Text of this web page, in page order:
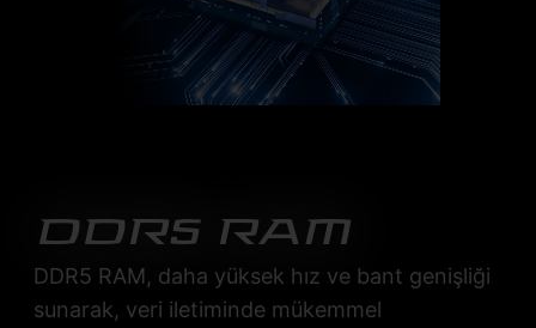
DDR5 RAM
DDR5 RAM, daha yüksek hız ve bant genişliği
sunarak, veri iletiminde mükemmel